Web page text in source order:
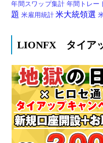
年間スワップ集計 年間トレー
題米雇用統計米大統領選
LIONFX タイア